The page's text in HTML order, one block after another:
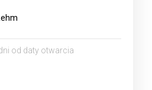
od daty otwarcia